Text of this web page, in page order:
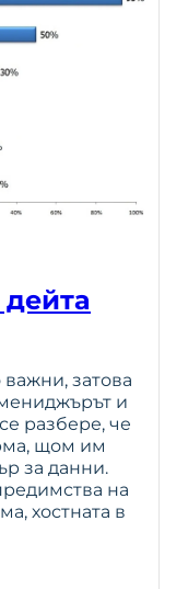
затова
мениджърът и
разбере, че
щом им
за данни.
на
хостната в